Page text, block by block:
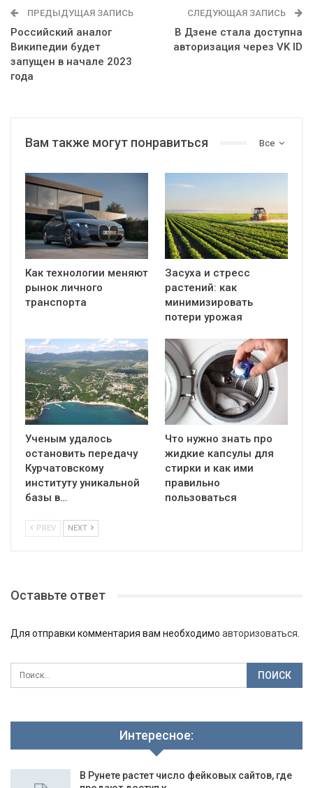
ПРЕДЫДУЩАЯ ЗАПИСЬ
Российский аналог
Википедии будет
запущен в начале 2023
года
СЛЕДУЮЩАЯ ЗАПИСЬ
В Дзене стала доступна
авторизация через VK ID
Все
Вам также могут понравиться
Как технологии меняют
рынок личного
транспорта
Засуха и стресс
растений: как
минимизировать
потери урожая
Ученым удалось
остановить передачу
Курчатовскому
институту уникальной
базы в…
Что нужно знать про
жидкие капсулы для
стирки и как ими
правильно
пользоваться
PREV NEXT
Оставьте ответ
Для отправки комментария вам необходимо авторизоваться.
Интересное:
В Рунете растет число фейковых сайтов, где